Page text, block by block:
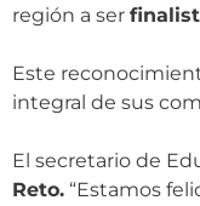
región a ser
Este
integral de sus
El secretario de
Reto. “Estamos